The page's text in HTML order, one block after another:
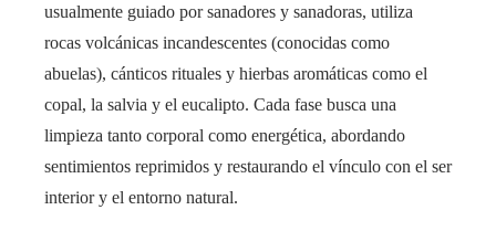
usualmente guiado por sanadores y sanadoras, utiliza
rocas volcánicas incandescentes (conocidas como
abuelas), cánticos rituales y hierbas aromáticas como el
copal, la salvia y el eucalipto. Cada fase busca una
limpieza tanto corporal como energética, abordando
sentimientos reprimidos y restaurando el vínculo con el ser
interior y el entorno natural.